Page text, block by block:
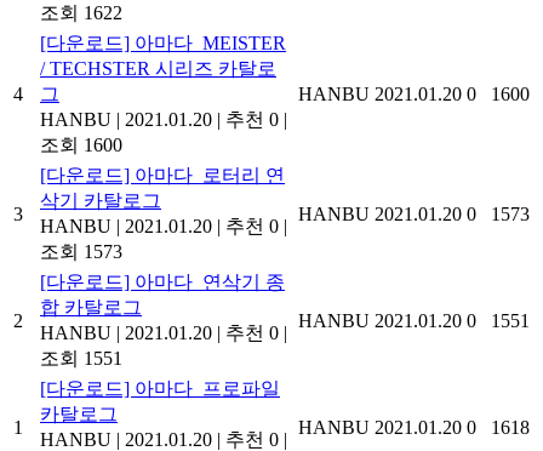
조회 1622
4
[다운로드] 아마다_MEISTER
/ TECHSTER 시리즈 카탈로
그
HANBU | 2021.01.20 | 추천 0 |
조회 1600
HANBU 2021.01.20 0 1600
3
[다운로드] 아마다_로터리 연
삭기 카탈로그
HANBU | 2021.01.20 | 추천 0 |
조회 1573
HANBU 2021.01.20 0 1573
2
[다운로드] 아마다_연삭기 종
합 카탈로그
HANBU | 2021.01.20 | 추천 0 |
조회 1551
HANBU 2021.01.20 0 1551
1
[다운로드] 아마다_프로파일
카탈로그
HANBU | 2021.01.20 | 추천 0 |
HANBU 2021.01.20 0 1618